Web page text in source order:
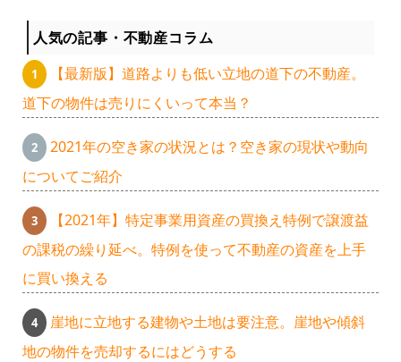
人気の記事・不動産コラム
【最新版】道路よりも低い立地の道下の不動産。
道下の物件は売りにくいって本当？
2021年の空き家の状況とは？空き家の現状や動向
についてご紹介
【2021年】特定事業用資産の買換え特例で譲渡益
の課税の繰り延べ。特例を使って不動産の資産を上手
に買い換える
崖地に立地する建物や土地は要注意。崖地や傾斜
地の物件を売却するにはどうする